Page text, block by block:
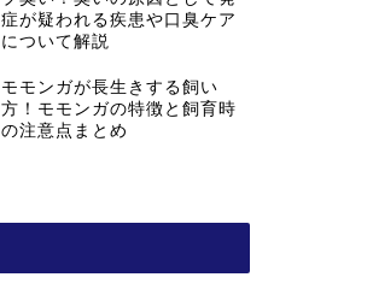
症が疑われる疾患や口臭ケア
について解説
モモンガが長生きする飼い
方！モモンガの特徴と飼育時
の注意点まとめ